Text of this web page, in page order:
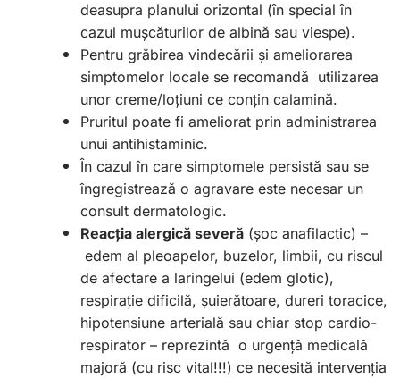
deasupra planului orizontal (în special în
cazul mușcăturilor de albină sau viespe).
Pentru grăbirea vindecării și ameliorarea
simptomelor locale se recomandă utilizarea
unor creme/loțiuni ce conțin calamină.
Pruritul poate fi ameliorat prin administrarea
unui antihistaminic.
În cazul în care simptomele persistă sau se
îngregistrează o agravare este necesar un
consult dermatologic.
Reacția alergică severă (șoc anafilactic) –
edem al pleoapelor, buzelor, limbii, cu riscul
de afectare a laringelui (edem glotic),
respirație dificilă, șuierătoare, dureri toracice,
hipotensiune arterială sau chiar stop cardio-
respirator – reprezintă o urgență medicală
majoră (cu risc vital!!!) ce necesită intervenția